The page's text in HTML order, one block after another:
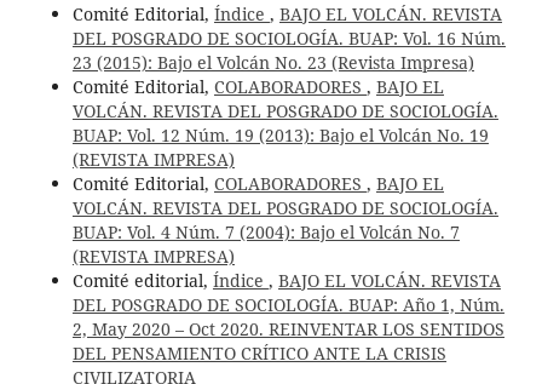
Comité Editorial, Índice , BAJO EL VOLCÁN. REVISTA
DEL POSGRADO DE SOCIOLOGÍA. BUAP: Vol. 16 Núm.
23 (2015): Bajo el Volcán No. 23 (Revista Impresa)
Comité Editorial, COLABORADORES , BAJO EL
VOLCÁN. REVISTA DEL POSGRADO DE SOCIOLOGÍA.
BUAP: Vol. 12 Núm. 19 (2013): Bajo el Volcán No. 19
(REVISTA IMPRESA)
Comité Editorial, COLABORADORES , BAJO EL
VOLCÁN. REVISTA DEL POSGRADO DE SOCIOLOGÍA.
BUAP: Vol. 4 Núm. 7 (2004): Bajo el Volcán No. 7
(REVISTA IMPRESA)
Comité editorial, Índice , BAJO EL VOLCÁN. REVISTA
DEL POSGRADO DE SOCIOLOGÍA. BUAP: Año 1, Núm.
2, May 2020 – Oct 2020. REINVENTAR LOS SENTIDOS
DEL PENSAMIENTO CRÍTICO ANTE LA CRISIS
CIVILIZATORIA